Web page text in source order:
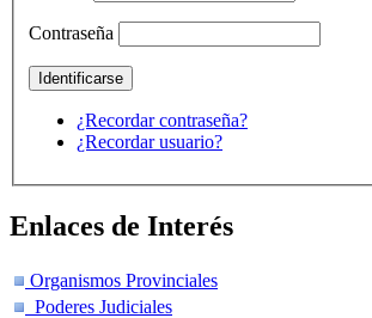
Contraseña
¿Recordar contraseña?
¿Recordar usuario?
Enlaces de Interés
Organismos Provinciales
Poderes Judiciales